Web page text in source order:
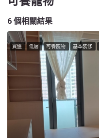
6 個相關結果
買盤 低層 可養寵物 基本裝修